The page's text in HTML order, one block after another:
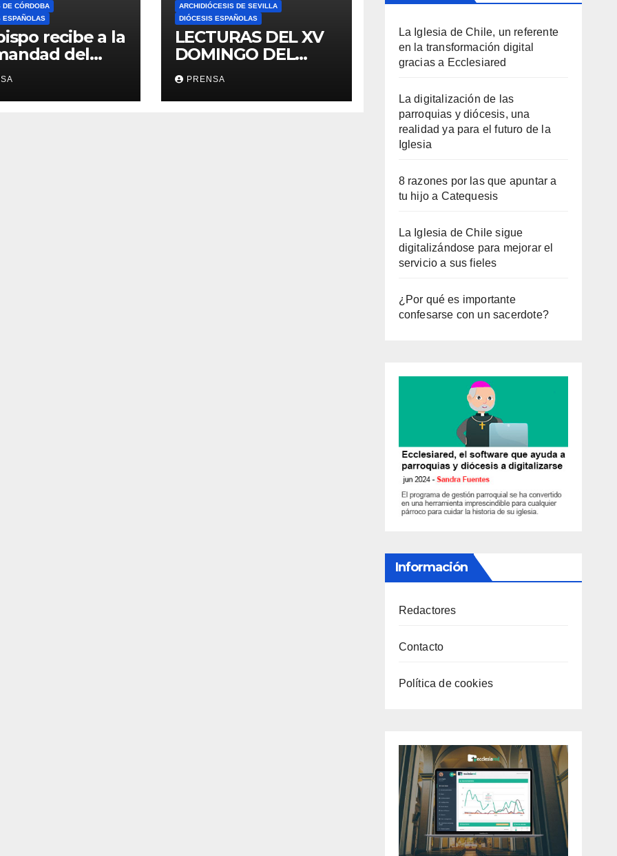
DE CÓRDOBA
ESPAÑOLAS
recibe a la
del
ARCHIDIÓCESIS DE SEVILLA
DIÓCESIS ESPAÑOLAS
LECTURAS DEL XV
DOMINGO DEL
TIEMPO
ORDINARIO (A)
PRENSA
La Iglesia de Chile, un referente
en la transformación digital
gracias a Ecclesiared
La digitalización de las
parroquias y diócesis, una
realidad ya para el futuro de la
Iglesia
8 razones por las que apuntar a
tu hijo a Catequesis
La Iglesia de Chile sigue
digitalizándose para mejorar el
servicio a sus fieles
¿Por qué es importante
confesarse con un sacerdote?
Información
Redactores
Contacto
Política de cookies